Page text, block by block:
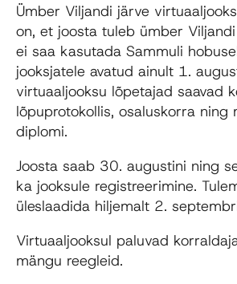
Ümber Viljandi järve
on, et joosta tuleb ümber
ei saa kasutada Sammuli
jooksjatele avatud ainult 1.
virtuaaljooksu lõpetajad saavad
lõpuprotokollis, osaluskorra ning
diplomi.
Joosta saab 30. augustini ning
ka jooksule registreerimine.
üleslaadida hiljemalt 2.
Virtuaaljooksul paluvad
mängu reegleid.